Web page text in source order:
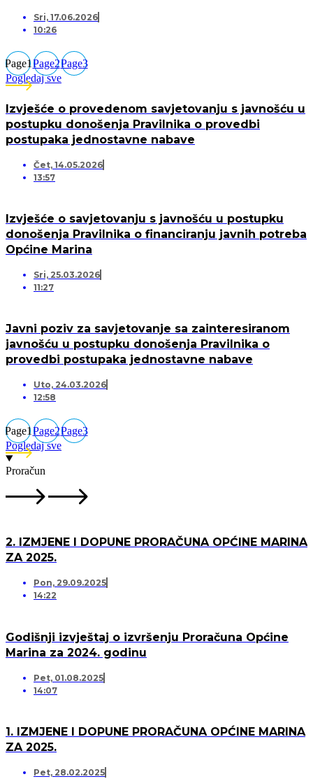
Sri, 17.06.2026
10:26
Page1Page2Page3
Pogledaj sve
Izvješće o provedenom savjetovanju s javnošću u
postupku donošenja Pravilnika o provedbi
postupaka jednostavne nabave
Čet, 14.05.2026
13:57
Izvješće o savjetovanju s javnošću u postupku
donošenja Pravilnika o financiranju javnih potreba
Općine Marina
Sri, 25.03.2026
11:27
Javni poziv za savjetovanje sa zainteresiranom
javnošću u postupku donošenja Pravilnika o
provedbi postupaka jednostavne nabave
Uto, 24.03.2026
12:58
Page1Page2Page3
Pogledaj sve
Proračun
2. IZMJENE I DOPUNE PRORAČUNA OPĆINE MARINA
ZA 2025.
Pon, 29.09.2025
14:22
Godišnji izvještaj o izvršenju Proračuna Općine
Marina za 2024. godinu
Pet, 01.08.2025
14:07
1. IZMJENE I DOPUNE PRORAČUNA OPĆINE MARINA
ZA 2025.
Pet, 28.02.2025